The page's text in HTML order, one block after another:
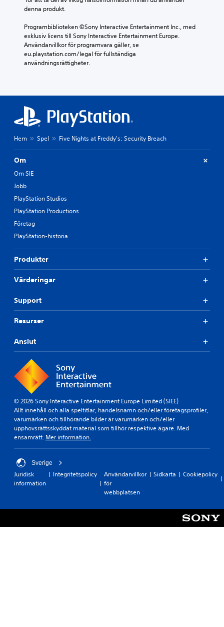
denna produkt.
Programbiblioteken ©Sony Interactive Entertainment Inc., med
exklusiv licens till Sony Interactive Entertainment Europe.
Användarvillkor för programvara gäller, se
eu.playstation.com/legal för fullständiga
användningsrättigheter.
Hem Spel Five Nights at Freddy's: Security Breach
Om
Om SIE
Jobb
PlayStation Studios
PlayStation Productions
Företag
PlayStation-historia
Produkter
Värderingar
Support
Resurser
Anslut
© 2026 Sony Interactive Entertainment Europe Limited (SIEE)
Allt innehåll och alla speltitlar, handelsnamn och/eller företagsprofiler,
varumärken och tillhörande bilder är varumärken och/eller
upphovsrättsskyddat material som tillhör respektive ägare. Med
ensamrätt. Mer information.
Sverige
Juridisk
information
Integritetspolicy
Användarvillkor
för
webbplatsen
Sidkarta Cookiepolicy